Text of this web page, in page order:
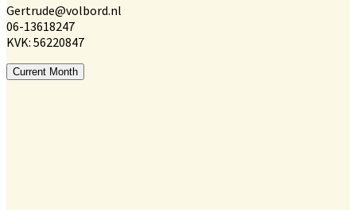
Gertrude@volbord.nl
06-13618247
KVK: 56220847
Current Month